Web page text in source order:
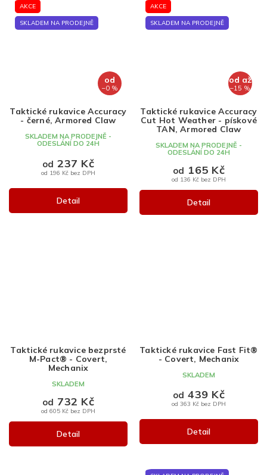
AKCE
SKLADEM NA PRODEJNĚ
od
–0 %
Taktické rukavice Accuracy
- černé, Armored Claw
SKLADEM NA PRODEJNĚ -
ODESLÁNÍ DO 24H
od 196 Kč bez DPH
od 237 Kč
Detail
AKCE
SKLADEM NA PRODEJNĚ
od až
–15 %
Taktické rukavice Accuracy
Cut Hot Weather - pískové
TAN, Armored Claw
SKLADEM NA PRODEJNĚ -
ODESLÁNÍ DO 24H
od 136 Kč bez DPH
od 165 Kč
Detail
Taktické rukavice bezprsté
M-Pact® - Covert,
Mechanix
SKLADEM
od 605 Kč bez DPH
od 732 Kč
Detail
Taktické rukavice Fast Fit®
- Covert, Mechanix
SKLADEM
od 363 Kč bez DPH
od 439 Kč
Detail